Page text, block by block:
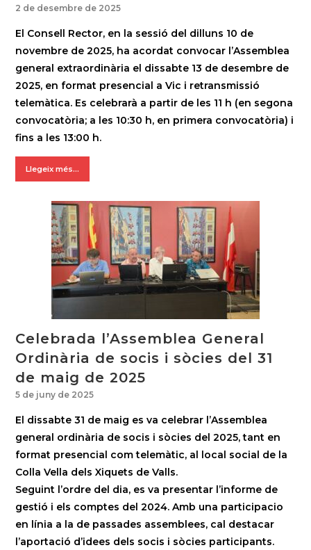
2 de desembre de 2025
El Consell Rector, en la sessió del dilluns 10 de
novembre de 2025, ha acordat convocar l’Assemblea
general extraordinària el dissabte 13 de desembre de
2025, en format presencial a Vic i retransmissió
telemàtica. Es celebrarà a partir de les 11 h (en segona
convocatòria; a les 10:30 h, en primera convocatòria) i
fins a les 13:00 h.
Llegeix més...
Celebrada l’Assemblea General
Ordinària de socis i sòcies del 31
de maig de 2025
5 de juny de 2025
El dissabte 31 de maig es va celebrar l’Assemblea
general ordinària de socis i sòcies del 2025, tant en
format presencial com telemàtic, al local social de la
Colla Vella dels Xiquets de Valls.
Seguint l’ordre del dia, es va presentar l’informe de
gestió i els comptes del 2024. Amb una participacio
en línia a la de passades assemblees, cal destacar
l’aportació d’idees dels socis i sòcies participants.